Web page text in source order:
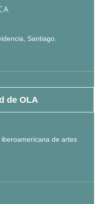
Santiago.
de OLA
de artes